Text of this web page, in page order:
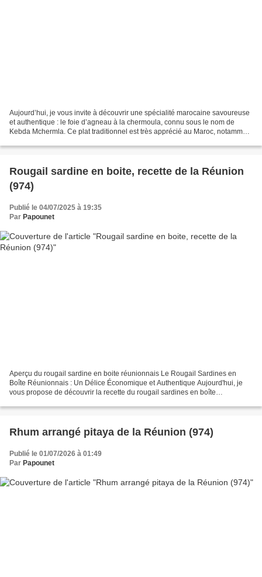
Aujourd’hui, je vous invite à découvrir une spécialité marocaine savoureuse
et authentique : le foie d’agneau à la chermoula, connu sous le nom de
Kebda Mchermla. Ce plat traditionnel est très apprécié au Maroc, notamment
Rougail sardine en boite, recette de la Réunion
(974)
Publié le 04/07/2025 à 19:35
Par Papounet
Aperçu du rougail sardine en boite réunionnais Le Rougail Sardines en
Boîte Réunionnais : Un Délice Économique et Authentique Aujourd'hui, je
vous propose de découvrir la recette du rougail sardines en boîte
Rhum arrangé pitaya de la Réunion (974)
Publié le 01/07/2026 à 01:49
Par Papounet